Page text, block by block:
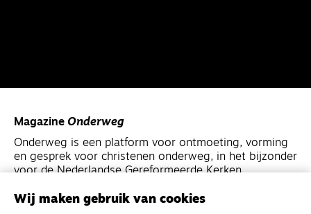
Magazine Onderweg
Onderweg is een platform voor ontmoeting, vorming
en gesprek voor christenen onderweg, in het bijzonder
voor de Nederlandse Gereformeerde Kerken.
Magazine
Onderweg
Wij maken gebruik van cookies